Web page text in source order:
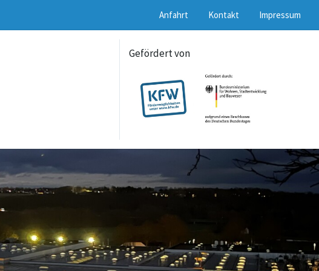
Anfahrt Kontakt Impressum
Gefördert von